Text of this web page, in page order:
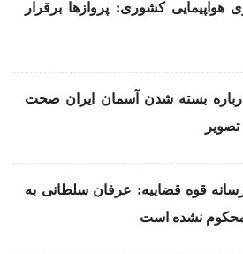
هواپیمایی کشوری: پروازها برقرار
درباره بسته شدن آسمان ایران صحت
تصویر
قوه قضاییه: عرفان سلطانی به
محکوم نشده است